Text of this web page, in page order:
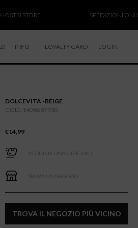
STORE SPEDIZIONI ONLINE
INFO
E RIMBORSI
LOYALTY CARD LOGIN
DOLCEVITA -BEIGE
COD: 1408687930
€14,99
ACQUISTA UNA GIFTCARD
TROVA UN NEGOZIO
TROVA IL NEGOZIO PIÙ VICINO